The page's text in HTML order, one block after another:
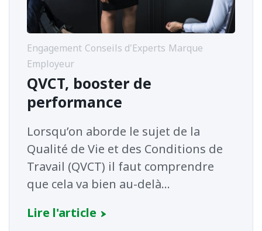
Engagement Conseils d'Experts Marque
Employeur
QVCT, booster de
performance
Lorsqu’on aborde le sujet de la
Qualité de Vie et des Conditions de
Travail (QVCT) il faut comprendre
que cela va bien au-delà...
Lire l'article